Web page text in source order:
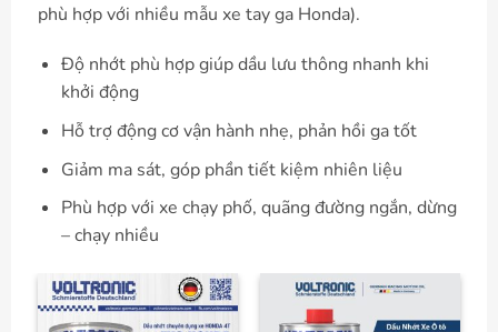
phù hợp với nhiều mẫu xe tay ga Honda).
Độ nhớt phù hợp giúp dầu lưu thông nhanh khi
khởi động
Hỗ trợ động cơ vận hành nhẹ, phản hồi ga tốt
Giảm ma sát, góp phần tiết kiệm nhiên liệu
Phù hợp với xe chạy phố, quãng đường ngắn, dừng
– chạy nhiều